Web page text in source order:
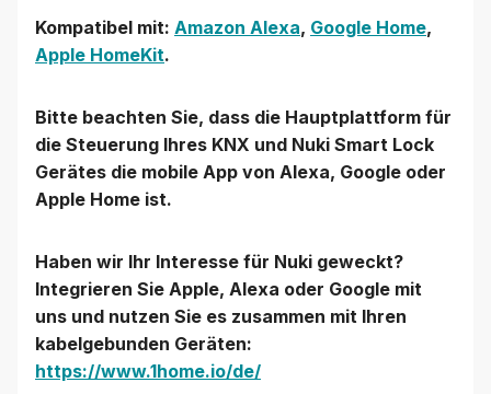
Kompatibel mit: Amazon Alexa, Google Home,
Apple HomeKit.
Bitte beachten Sie, dass die Hauptplattform für
die Steuerung Ihres KNX und Nuki Smart Lock
Gerätes die mobile App von Alexa, Google oder
Apple Home ist.
Haben wir Ihr Interesse für Nuki geweckt?
Integrieren Sie Apple, Alexa oder Google mit
uns und nutzen Sie es zusammen mit Ihren
kabelgebunden Geräten:
https://www.1home.io/de/